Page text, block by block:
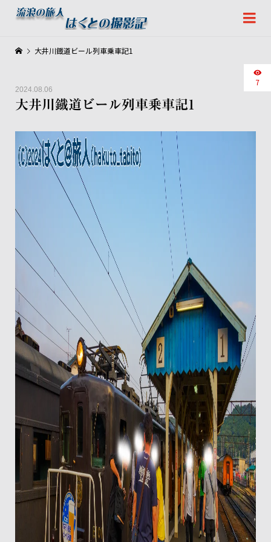
2024.08.06
大井川鐡道ビール列車乗車記1
7
大井川鐡道ビール列車乗車記1